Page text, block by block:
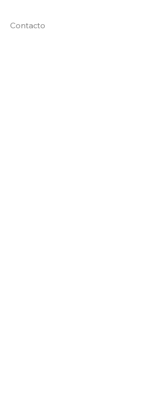
Contacto